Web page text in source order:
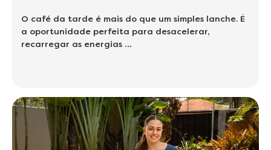
O café da tarde é mais do que um simples lanche. É
a oportunidade perfeita para desacelerar,
recarregar as energias …